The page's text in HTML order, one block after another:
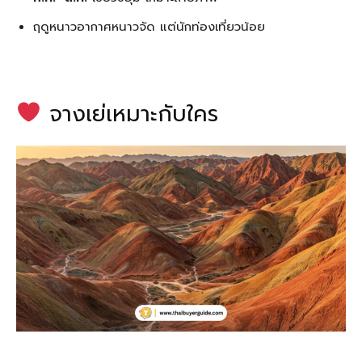
ฤดูหนาวอากาศหนาวจัด แต่นักท่องเที่ยวน้อย
จางเย่เหมาะกับใคร